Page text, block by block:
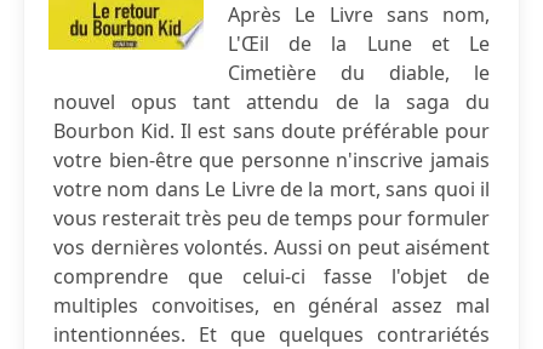
Après Le Livre sans nom,
L'Œil de la Lune et Le
Cimetière du diable, le
nouvel opus tant attendu de la saga du
Bourbon Kid. Il est sans doute préférable pour
votre bien-être que personne n'inscrive jamais
votre nom dans Le Livre de la mort, sans quoi il
vous resterait très peu de temps pour formuler
vos dernières volontés. Aussi on peut aisément
comprendre que celui-ci fasse l'objet de
multiples convoitises, en général assez mal
intentionnées. Et que quelques contrariétés